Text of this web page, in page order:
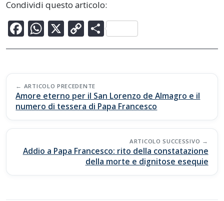
Condividi questo articolo:
F
ac
b
o
o
k
W
h
s
A
p
p
X C
o
y
Li
n
k
C
o
di
vi
di
Post
navigation
ARTICOLO PRECEDENTE
Amore eterno per il San Lorenzo de Almagro e il
numero di tessera di Papa Francesco
ARTICOLO SUCCESSIVO
Addio a Papa Francesco: rito della constatazione
della morte e dignitose esequie